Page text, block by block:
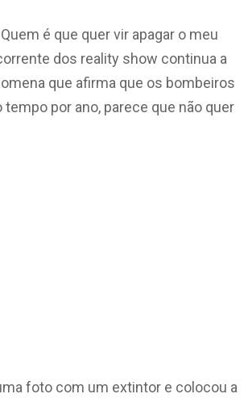
é que quer vir apagar o meu
dos reality show continua a
que afirma que os bombeiros
por ano, parece que não quer
foto com um extintor e colocou a